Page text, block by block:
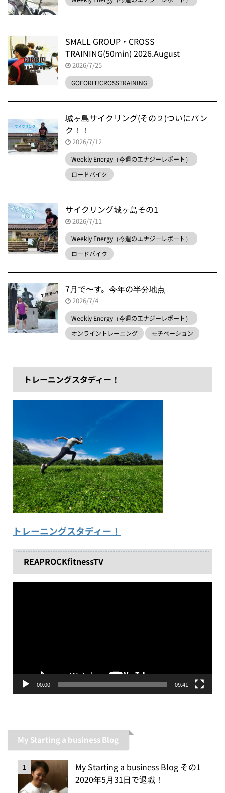
SMALL GROUP・CROSS
TRAINING(50min) 2026.August
2026/7/25
GOFORIT!CROSSTRAINING
城ヶ島サイクリング(その２)ついにパン
ク！！
2026/7/12
Weekly Energy（今週のエナジーレポート）
ロードバイク
サイクリング城ヶ島その1
2026/7/11
Weekly Energy（今週のエナジーレポート）
ロードバイク
7月で〜す。今年の半分地点
2026/7/4
Weekly Energy（今週のエナジーレポート）
オンライントレーニング
モチベーション
トレーニングスタディー！
トレーニングスタディー！
REAPROCKfitnessTV
00:00 09:41
My Starting a business Blog
1
My Starting a business Blog その1
2020年5月31日で退職！